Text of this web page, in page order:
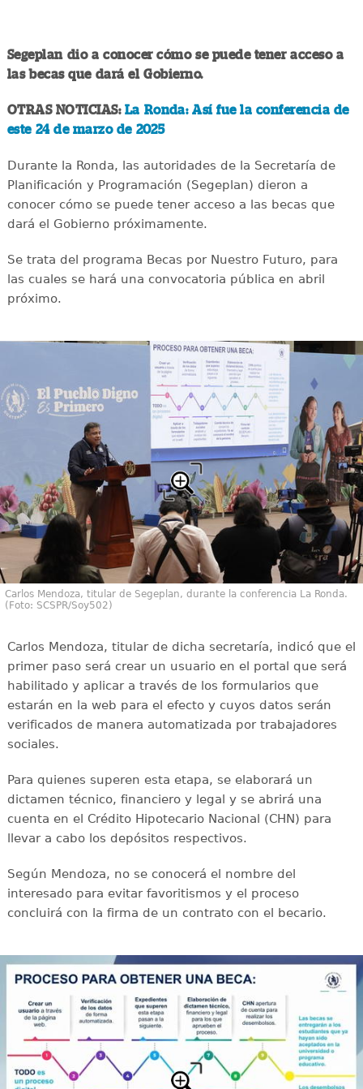
Segeplan dio a conocer cómo se puede tener acceso a
las becas que dará el Gobierno.
OTRAS NOTICIAS: La Ronda: Así fue la conferencia de
este 24 de marzo de 2025
Durante la Ronda, las autoridades de la Secretaría de
Planificación y Programación (Segeplan) dieron a
conocer cómo se puede tener acceso a las becas que
dará el Gobierno próximamente.
Se trata del programa Becas por Nuestro Futuro, para
las cuales se hará una convocatoria pública en abril
próximo.
Carlos Mendoza, titular de Segeplan, durante la conferencia La Ronda.
(Foto: SCSPR/Soy502)
Carlos Mendoza, titular de dicha secretaría, indicó que el
primer paso será crear un usuario en el portal que será
habilitado y aplicar a través de los formularios que
estarán en la web para el efecto y cuyos datos serán
verificados de manera automatizada por trabajadores
sociales.
Para quienes superen esta etapa, se elaborará un
dictamen técnico, financiero y legal y se abrirá una
cuenta en el Crédito Hipotecario Nacional (CHN) para
llevar a cabo los depósitos respectivos.
Según Mendoza, no se conocerá el nombre del
interesado para evitar favoritismos y el proceso
concluirá con la firma de un contrato con el becario.